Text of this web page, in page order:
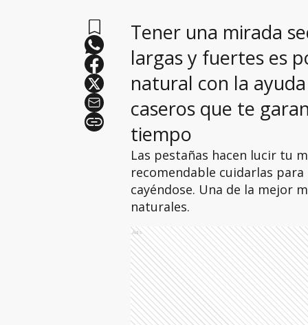
Tener una mirada
largas y fuertes es
natural con la
caseros que te
tiempo
Las pestañas hacen lucir tu
recomendable cuidarlas
cayéndose. Una de la mejor
naturales.
Ads